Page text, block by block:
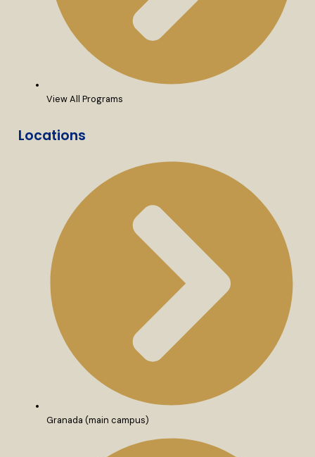
View All Programs
Locations
Granada (main campus)